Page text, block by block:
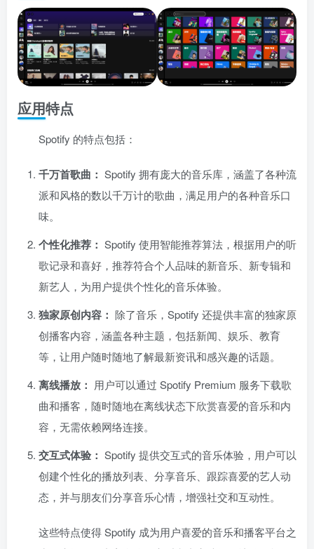
应用特点
Spotify 的特点包括：
千万首歌曲： Spotify 拥有庞大的音乐库，涵盖了各种流
派和风格的数以千万计的歌曲，满足用户的各种音乐口
味。
个性化推荐： Spotify 使用智能推荐算法，根据用户的听
歌记录和喜好，推荐符合个人品味的新音乐、新专辑和
新艺人，为用户提供个性化的音乐体验。
独家原创内容： 除了音乐，Spotify 还提供丰富的独家原
创播客内容，涵盖各种主题，包括新闻、娱乐、教育
等，让用户随时随地了解最新资讯和感兴趣的话题。
离线播放： 用户可以通过 Spotify Premium 服务下载歌
曲和播客，随时随地在离线状态下欣赏喜爱的音乐和内
容，无需依赖网络连接。
交互式体验： Spotify 提供交互式的音乐体验，用户可以
创建个性化的播放列表、分享音乐、跟踪喜爱的艺人动
态，并与朋友们分享音乐心情，增强社交和互动性。
这些特点使得 Spotify 成为用户喜爱的音乐和播客平台之